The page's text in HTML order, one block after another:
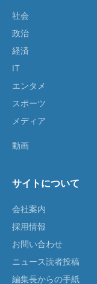
社会
政治
経済
IT
エンタメ
スポーツ
メディア
動画
サイトについて
会社案内
採用情報
お問い合わせ
ニュース読者投稿
編集長からの手紙